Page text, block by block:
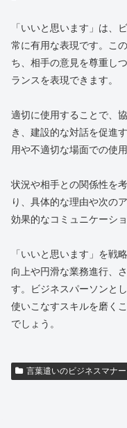
「いいと思います」は、
常に有用な表現です。こ
ち、相手の意見を尊重し
ランスを表現できます。
適切に使用することで、
き、建設的な対話を促進
用や不適切な場面での使
状況や相手との関係性を
り、具体的な理由や次の
効果的なコミュニケーシ
「いいと思います」を戦
向上や円滑な業務進行、
す。ビジネスパーソンと
使いこなすスキルを磨く
でしょう。
言葉遣いのビジネスマナー